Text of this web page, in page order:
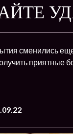
сменились
приятные